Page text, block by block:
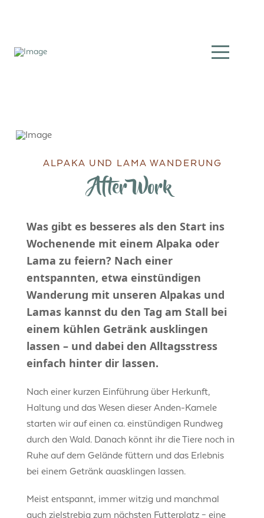
ALPAKA UND LAMA WANDERUNG
After Work
Was gibt es besseres als den Start ins
Wochenende mit einem Alpaka oder
Lama zu feiern? Nach einer
entspannten, etwa einstündigen
Wanderung mit unseren Alpakas und
Lamas kannst du den Tag am Stall bei
einem kühlen Getränk ausklingen
lassen – und dabei den Alltagsstress
einfach hinter dir lassen.
Nach einer kurzen Einführung über Herkunft,
Haltung und das Wesen dieser Anden-Kamele
starten wir auf einen ca. einstündigen Rundweg
durch den Wald. Danach könnt ihr die Tiere noch in
Ruhe auf dem Gelände füttern und das Erlebnis
bei einem Getränk auasklingen lassen.
Meist entspannt, immer witzig und manchmal
auch zielstrebig zum nächsten Futterplatz – eine